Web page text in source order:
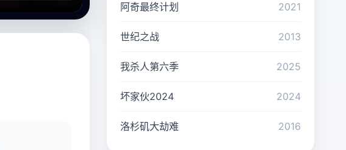
阿奇最终计划 2021
世纪之战 2013
我杀人第六季 2025
坏家伙2024 2024
洛杉矶大劫难 2016